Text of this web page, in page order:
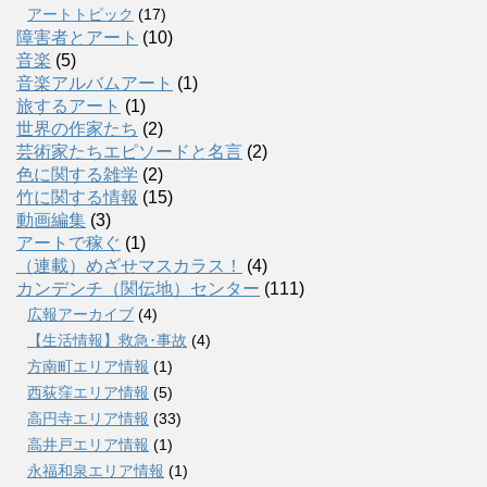
アートトピック (17)
障害者とアート (10)
音楽 (5)
音楽アルバムアート (1)
旅するアート (1)
世界の作家たち (2)
芸術家たちエピソードと名言 (2)
色に関する雑学 (2)
竹に関する情報 (15)
動画編集 (3)
アートで稼ぐ (1)
（連載）めざせマスカラス！
(4)
カンデンチ（関伝地）センター (111)
広報アーカイブ (4)
【生活情報】救急･事故 (4)
方南町エリア情報 (1)
西荻窪エリア情報 (5)
高円寺エリア情報 (33)
高井戸エリア情報 (1)
永福和泉エリア情報 (1)